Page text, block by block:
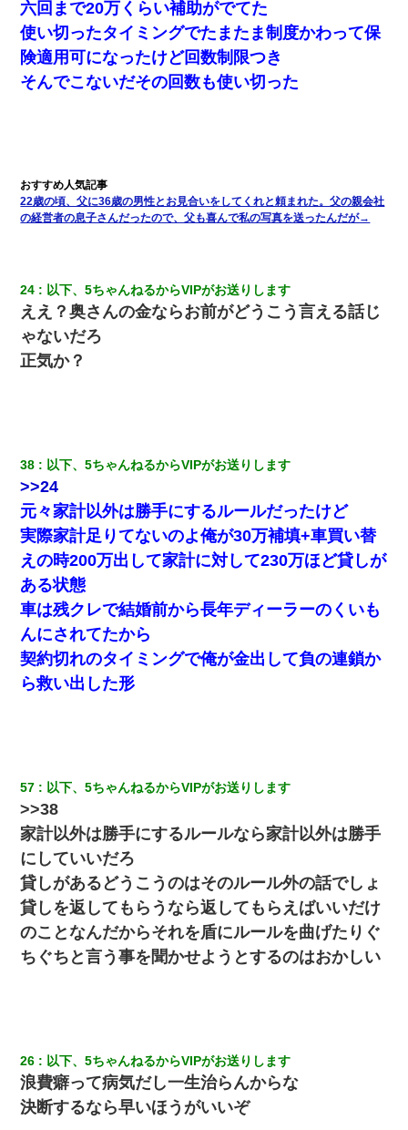
六回まで20万くらい補助がでてた
使い切ったタイミングでたまたま制度かわって保
険適用可になったけど回数制限つき
そんでこないだその回数も使い切った
22歳の頃、父に36歳の男性とお見合いをしてくれと頼まれた。父の親会社
の経営者の息子さんだったので、父も喜んで私の写真を送ったんだが→
24 以下、5ちゃんねるからVIPがお送りします
ええ？奥さんの金ならお前がどうこう言える話じ
ゃないだろ
正気か？
38 以下、5ちゃんねるからVIPがお送りします
>>24
元々家計以外は勝手にするルールだったけど
実際家計足りてないのよ俺が30万補填+車買い替
えの時200万出して家計に対して230万ほど貸しが
ある状態
車は残クレで結婚前から長年ディーラーのくいも
んにされてたから
契約切れのタイミングで俺が金出して負の連鎖か
ら救い出した形
57 以下、5ちゃんねるからVIPがお送りします
>>38
家計以外は勝手にするルールなら家計以外は勝手
にしていいだろ
貸しがあるどうこうのはそのルール外の話でしょ
貸しを返してもらうなら返してもらえばいいだけ
のことなんだからそれを盾にルールを曲げたりぐ
ちぐちと言う事を聞かせようとするのはおかしい
26 以下、5ちゃんねるからVIPがお送りします
浪費癖って病気だし一生治らんからな
決断するなら早いほうがいいぞ